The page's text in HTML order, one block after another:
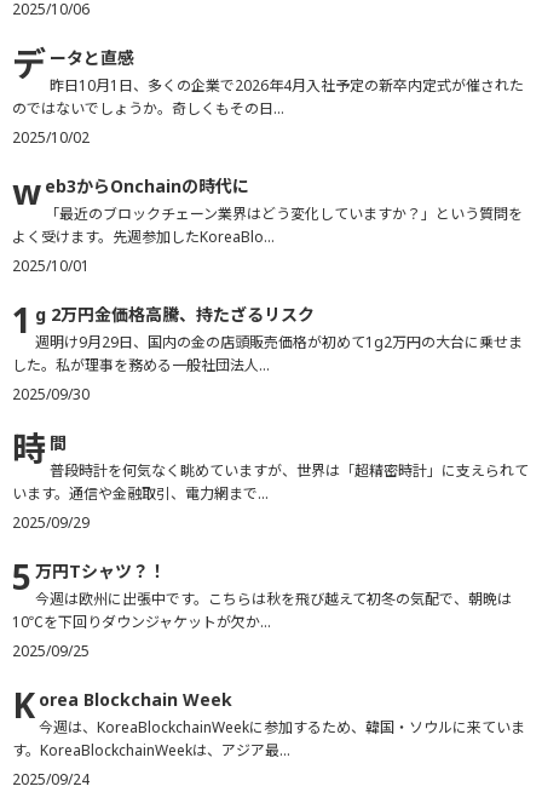
2025/10/06
デ ータと直感
昨日10月1日、多くの企業で2026年4月入社予定の新卒内定式が催された
のではないでしょうか。奇しくもその日...
2025/10/02
w eb3からOnchainの時代に
「最近のブロックチェーン業界はどう変化していますか？」という質問を
よく受けます。先週参加したKoreaBlo...
2025/10/01
1 g 2万円金価格高騰、持たざるリスク
週明け9月29日、国内の金の店頭販売価格が初めて1g2万円の大台に乗せま
した。私が理事を務める一般社団法人...
2025/09/30
時 間
普段時計を何気なく眺めていますが、世界は「超精密時計」に支えられて
います。通信や金融取引、電力網まで...
2025/09/29
5 万円Tシャツ？！
今週は欧州に出張中です。こちらは秋を飛び越えて初冬の気配で、朝晩は
10℃を下回りダウンジャケットが欠か...
2025/09/25
K orea Blockchain Week
今週は、KoreaBlockchainWeekに参加するため、韓国・ソウルに来ていま
す。KoreaBlockchainWeekは、アジア最...
2025/09/24